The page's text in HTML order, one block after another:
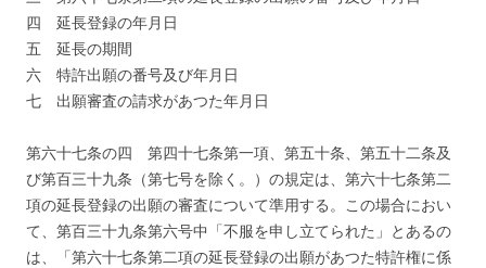
四 延長登録の年月日
五 延長の期間
六 特許出願の番号及び年月日
七 出願審査の請求があつた年月日
第六十七条の四 第四十七条第一項、第五十条、第五十二条及
び第百三十九条（第七号を除く。）の規定は、第六十七条第二
項の延長登録の出願の審査について準用する。この場合におい
て、第百三十九条第六号中「不服を申し立てられた」とあるの
は、「第六十七条第二項の延長登録の出願があつた特許権に係